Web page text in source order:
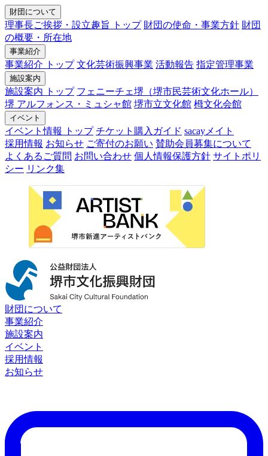
財団について
理事長ご挨拶・設立趣旨 トップ 財団の使命・事業方針 財団
の概要・所在地
事業紹介
事業紹介 トップ 文化芸術振興事業 活動報告 指定管理事業
施設案内
施設案内 トップ フェニーチェ堺（堺市民芸術文化ホール）
堺 アルフォンス・ミュシャ館 堺市立文化館 栂文化会館
イベント
イベント情報 トップ チケット購入ガイド sacayメイト
採用情報 お知らせ ご寄付のお願い 賛助会員募集について
よくあるご質問 お問い合わせ 個人情報保護方針 サイトポリ
シー リンク集
財団について
事業紹介
施設案内
イベント
採用情報
お知らせ